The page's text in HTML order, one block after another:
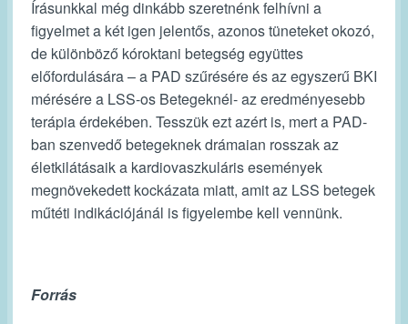
Írásunkkal még dinkább szeretnénk felhívni a
figyelmet a két igen jelentős, azonos tüneteket okozó,
de különböző kóroktani betegség együttes
előfordulására – a PAD szűrésére és az egyszerű BKI
mérésére a LSS-os Betegeknél- az eredményesebb
terápia érdekében. Tesszük ezt azért is, mert a PAD-
ban szenvedő betegeknek drámaian rosszak az
életkilátásaik a kardiovaszkuláris események
megnövekedett kockázata miatt, amit az LSS betegek
műtéti indikációjánál is figyelembe kell vennünk.
Forrás